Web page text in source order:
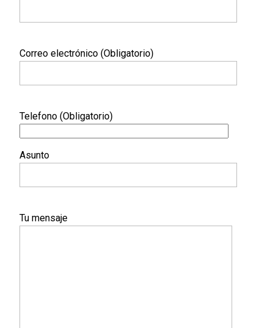
Correo electrónico (Obligatorio)
Telefono (Obligatorio)
Asunto
Tu mensaje